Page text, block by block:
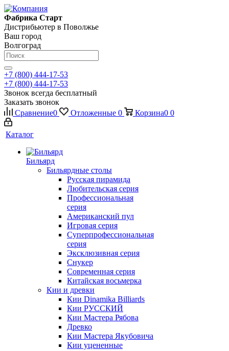
Фабрика Старт
Дистрибьютер в Поволжье
Ваш город
Волгоград
+7 (800) 444-17-53
+7 (800) 444-17-53
Звонок всегда бесплатный
Заказать звонок
Сравнение0 Отложенные 0 Корзина0 0
Каталог
Бильярд
Бильярдные столы
Русская пирамида
Любительская серия
Профессиональная
серия
Американский пул
Игровая серия
Суперпрофессиональная
серия
Эксклюзивная серия
Снукер
Современная серия
Китайская восьмерка
Кии и древки
Кии Dinamika Billiards
Кии РУССКИЙ
Кии Мастера Рябова
Древко
Кии Мастера Якубовича
Кии уцененные